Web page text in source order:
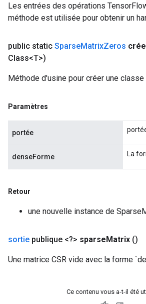
Les entrées des opérations
méthode est utilisée pour obtenir un
public static SparseMatrixZeros
Class<T>)
Méthode d'usine pour créer une
Paramètres
portée
denseForme La
Retour
une nouvelle instance de
sortie publique <?> sparseMatrix ()
Une matrice CSR vide avec la forme
Ce contenu vous a-t-il été